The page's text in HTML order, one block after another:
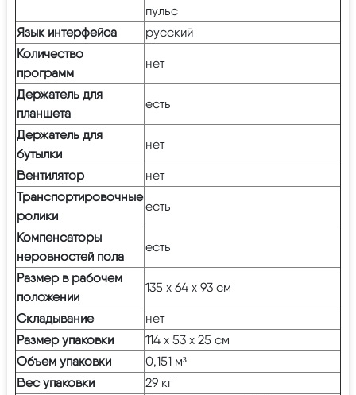
пульс
Язык интерфейса
русский
Количество
программ
нет
Держатель для
планшета
есть
Держатель для
бутылки
нет
Вентилятор
нет
Транспортировочные
ролики
есть
Компенсаторы
неровностей пола
есть
Размер в рабочем
положении
135 х 64 х 93 см
Складывание
нет
Размер упаковки
114 х 53 х 25 см
Объем упаковки
0,151 м³
Вес упаковки
29 кг